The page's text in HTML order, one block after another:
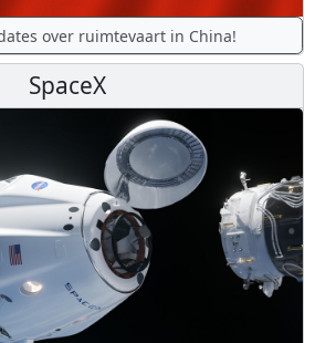
over ruimtevaart in China!
SpaceX